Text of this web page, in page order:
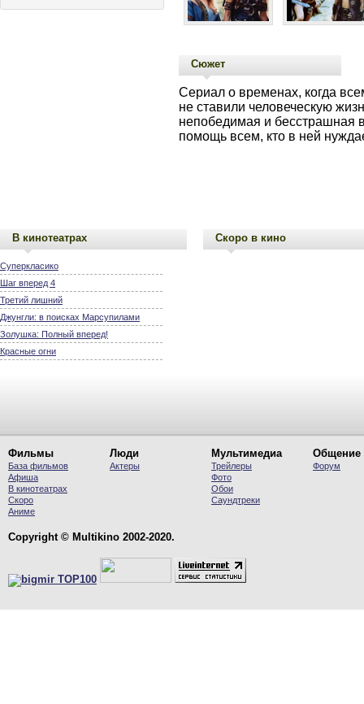
Сюжет
Сериал о временах, когда
не ставили человеческую
непобедимая и бесстрашная
помощь всем, кто в ней
В кинотеатрах
Суперкласико
Шаг вперед 4
Третий лишний
Джунгли: в поисках Марсупилами
Золушка: Полный вперед!
Красные огни
Скоро в кино
Фильмы
База фильмов
Афиша
В кинотеатрах
Скоро
Аниме
Люди
Актеры
Мультимедиа
Трейлеры
Фото
Обои
Саундтреки
Общение
Форум
Copyright © Multikino 2002-2020.